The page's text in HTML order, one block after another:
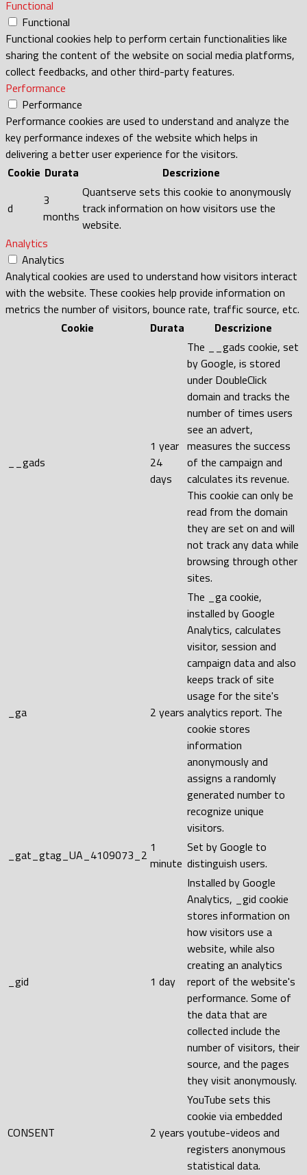
Functional
Functional
Functional cookies help to perform certain functionalities like
sharing the content of the website on social media platforms,
collect feedbacks, and other third-party features.
Performance
Performance
Performance cookies are used to understand and analyze the
key performance indexes of the website which helps in
delivering a better user experience for the visitors.
Cookie Durata Descrizione
d
3
months
Quantserve sets this cookie to anonymously
track information on how visitors use the
website.
Analytics
Analytics
Analytical cookies are used to understand how visitors interact
with the website. These cookies help provide information on
metrics the number of visitors, bounce rate, traffic source, etc.
Cookie
Durata Descrizione
__gads
1 year
24
days
The __gads cookie, set
by Google, is stored
under DoubleClick
domain and tracks the
number of times users
see an advert,
measures the success
of the campaign and
calculates its revenue.
This cookie can only be
read from the domain
they are set on and will
not track any data while
browsing through other
sites.
_ga 2 years
The _ga cookie,
installed by Google
Analytics, calculates
visitor, session and
campaign data and also
keeps track of site
usage for the site's
analytics report. The
cookie stores
information
anonymously and
assigns a randomly
generated number to
recognize unique
visitors.
_gat_gtag_UA_4109073_2 1
minute
Set by Google to
distinguish users.
_gid 1 day
Installed by Google
Analytics, _gid cookie
stores information on
how visitors use a
website, while also
creating an analytics
report of the website's
performance. Some of
the data that are
collected include the
number of visitors, their
source, and the pages
they visit anonymously.
CONSENT 2 years
YouTube sets this
cookie via embedded
youtube-videos and
registers anonymous
statistical data.